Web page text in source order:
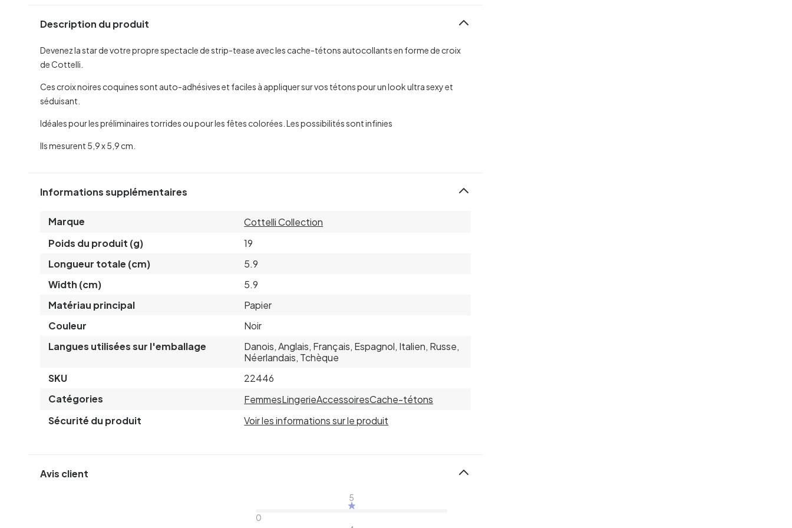
Description du produit
Devenez la star de votre propre spectacle de strip-tease avec les cache-tétons autocollants en forme de croix
de Cottelli.
Ces croix noires coquines sont auto-adhésives et faciles à appliquer sur vos tétons pour un look ultra sexy et
séduisant.
Idéales pour les préliminaires torrides ou pour les fêtes colorées. Les possibilités sont infinies
Ils mesurent 5,9 x 5,9 cm.
Informations supplémentaires
Marque
Cottelli Collection
Poids du produit (g)
19
Longueur totale (cm)
5.9
Width (cm)
5.9
Matériau principal
Papier
Couleur
Noir
Langues utilisées sur l'emballage
Danois, Anglais, Français, Espagnol, Italien, Russe,
Néerlandais, Tchèque
SKU
22446
Catégories
FemmesLingerieAccessoiresCache-tétons
Sécurité du produit
Voir les informations sur le produit
Avis client
5
0